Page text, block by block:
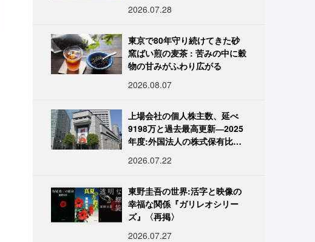
2026.07.28
東京で80年守り続けてきた砂
窯ばい煎の麦茶 : 苦みの中に穀
物の甘みがふわり広がる
2026.08.07
上場会社の個人株主数、延べ
9198万と過去最高更新―2025
年度:外国法人の株式保有比率
2026.07.22
東野圭吾の世界:活字と映像の
幸福な関係『ガリレオシリー
ズ』〈再掲〉
2026.07.27